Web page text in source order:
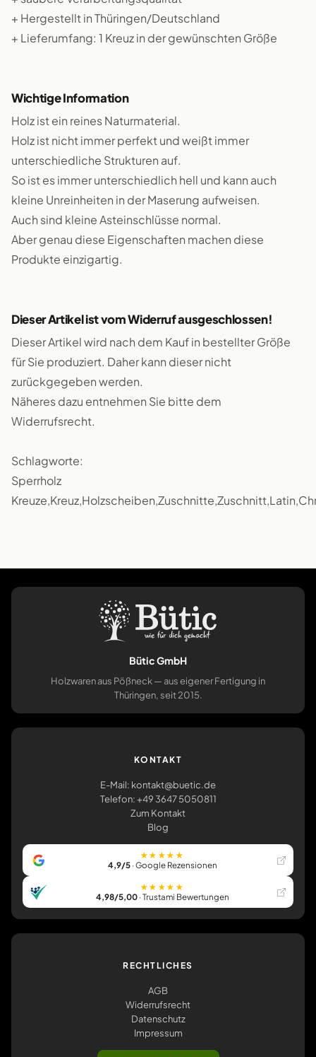
+ Hergestellt in Thüringen/Deutschland
+ Lieferumfang: 1 Kreuz in der gewünschten Größe
Wichtige Information
Holz ist ein reines Naturmaterial.
Holz ist nicht immer perfekt und weißt immer
unterschiedliche Strukturen auf.
So ist es immer unterschiedlich hell und kann auch
kleine Unreinheiten in der Maserung aufweisen.
Auch sind kleine Asteinschlüsse normal.
Aber genau diese Eigenschaften machen diese
Produkte einzigartig.
Dieser Artikel ist vom Widerruf ausgeschlossen!
Dieser Artikel wird nach dem Kauf in bestellter Größe
für Sie produziert. Daher kann dieser nicht
zurückgegeben werden.
Näheres dazu entnehmen Sie bitte dem
Widerrufsrecht.
Schlagworte:
Sperrholz
Bütic GmbH
Holzwaren aus Pößneck — aus eigener Fertigung in
Thüringen, seit 2015.
KONTAKT
E-Mail: kontakt@buetic.de
Telefon: +49 3647 5050811
Zum Kontakt
Blog
★★★★★
4,9/5· Google Rezensionen
★★★★★
4,98/5,00· Trustami Bewertungen
RECHTLICHES
AGB
Widerrufsrecht
Datenschutz
Impressum